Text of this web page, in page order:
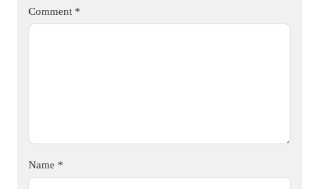
Comment *
Name *